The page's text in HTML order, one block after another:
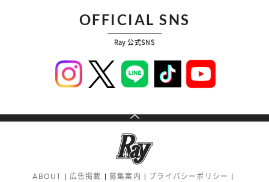
OFFICIAL SNS
Ray 公式SNS
ABOUT 広告掲載 募集案内
プライバシーポリシー